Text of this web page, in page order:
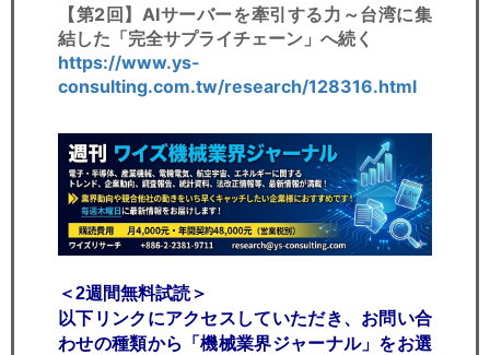
【第2回】AIサーバーを牽引する力～台湾に集
結した「完全サプライチェーン」へ続く
https://www.ys-
consulting.com.tw/research/128316.html
＜2週間無料試読＞
以下リンクにアクセスしていただき、お問い合
わせの種類から「機械業界ジャーナル」をお選